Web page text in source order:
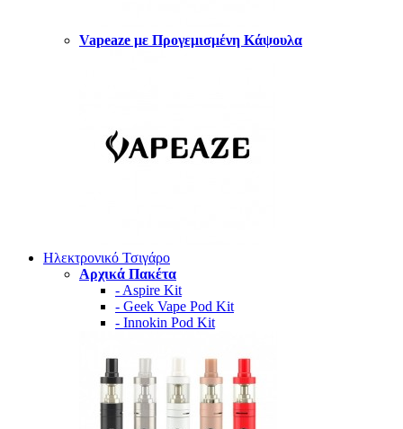
Vapeaze με Προγεμισμένη Κάψουλα
Ηλεκτρονικό Τσιγάρο
Αρχικά Πακέτα
- Aspire Kit
- Geek Vape Pod Kit
- Innokin Pod Kit